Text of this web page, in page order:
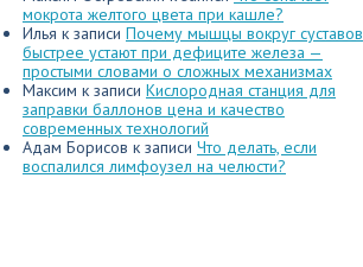
мокрота желтого цвета при кашле?
Илья к записи Почему мышцы вокруг суставов
быстрее устают при дефиците железа —
простыми словами о сложных механизмах
Максим к записи Кислородная станция для
заправки баллонов цена и качество
современных технологий
Адам Борисов к записи Что делать, если
воспалился лимфоузел на челюсти?